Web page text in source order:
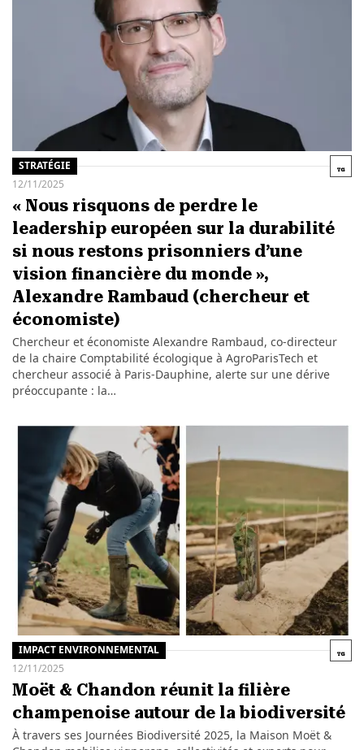
STRATÉGIE
12/11/2025
« Nous risquons de perdre le
leadership européen sur la durabilité
si nous restons prisonniers d’une
vision financière du monde »,
Alexandre Rambaud (chercheur et
économiste)
Chercheur et économiste Alexandre Rambaud, co-directeur
de la chaire Comptabilité écologique à AgroParisTech et
chercheur associé à Paris-Dauphine, alerte sur une dérive
préoccupante : la…
IMPACT ENVIRONNEMENTAL
12/11/2025
Moët & Chandon réunit la filière
champenoise autour de la biodiversité
À travers ses Journées Biodiversité 2025, la Maison Moët &